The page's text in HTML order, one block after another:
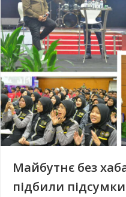
Майбутнє без
підбили